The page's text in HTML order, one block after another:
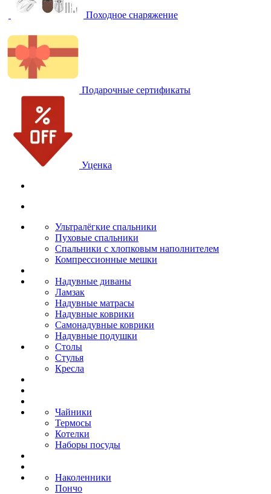
Походное снаряжение
Подарочные сертификаты
Уценка
Ультралёгкие спальники
Пуховые спальники
Спальники с хлопковым наполнителем
Компрессионные мешки
Надувные диваны
Ламзак
Надувные матрасы
Надувные коврики
Самонадувные коврики
Надувные подушки
Столы
Стулья
Кресла
Чайники
Термосы
Котелки
Наборы посуды
Наколенники
Пончо